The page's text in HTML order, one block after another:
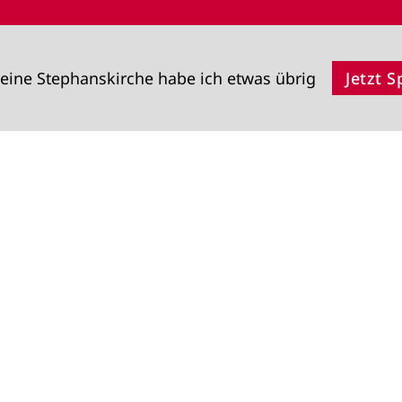
Stephanskirche habe ich etwas übrig Jetzt